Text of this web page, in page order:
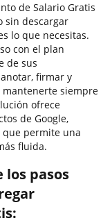
de Salario Gratis
sin descargar
lo que necesitas.
con el plan
de sus
firmar y
siempre
ofrece
de Google,
que permite una
fluida.
pasos